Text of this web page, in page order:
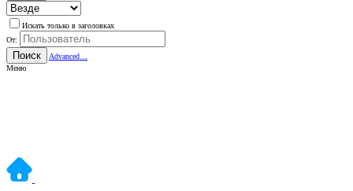
Искать только в заголовках
От:
Поиск
Advanced…
Меню